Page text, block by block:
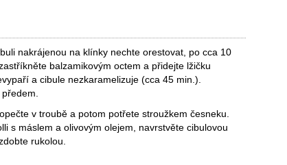
nakrájenou na klínky nechte orestovat, po cca 10
balzamikovým octem a přidejte lžičku
a cibule nezkaramelizuje (cca 45 min.).
v troubě a potom potřete stroužkem česneku.
s máslem a olivovým olejem, navrstvěte cibulovou
rukolou.